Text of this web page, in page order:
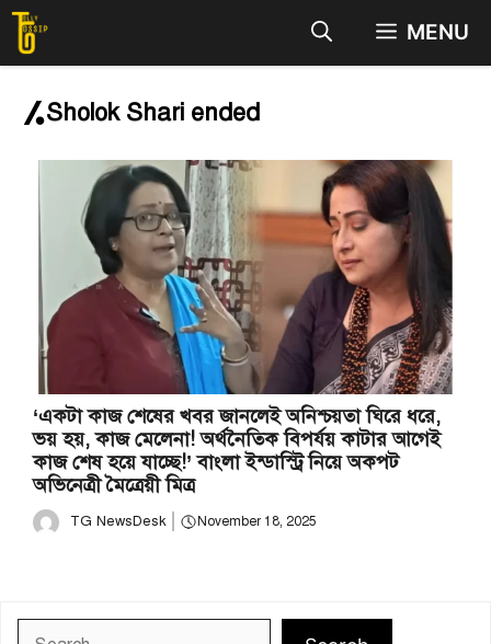
Skip
content
MENU
Sholok Shari ended
‘একটা কাজ শেষের খবর জানলেই অনিশ্চয়তা ঘিরে ধরে,
ভয় হয়, কাজ মেলেনা! অর্থনৈতিক বিপর্যয় কাটার আগেই
কাজ শেষ হয়ে যাচ্ছে!’ বাংলা ইন্ডাস্ট্রি নিয়ে অকপট
অভিনেত্রী মৈত্রেয়ী মিত্র
TG NewsDesk November 18, 2025